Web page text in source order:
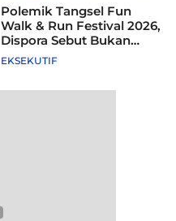
Polemik Tangsel Fun
Walk & Run Festival 2026,
Dispora Sebut Bukan
Agenda Pemkot
EKSEKUTIF